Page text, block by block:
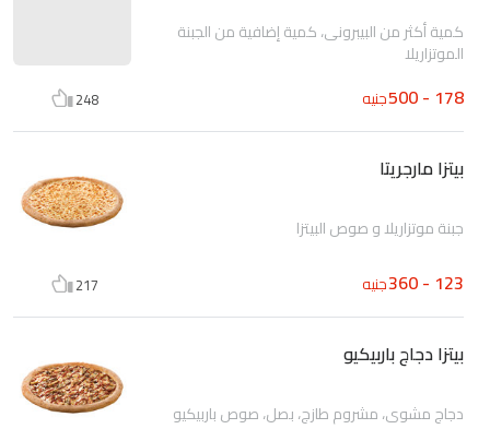
كمية أكثر من البيبرونى، كمية إضافية من الجبنة
الموتزاريلا
178 - 500 جنيه 248
بيتزا مارجريتا
جبنة موتزاريلا و صوص البيتزا
123 - 360 جنيه 217
بيتزا دجاج باربيكيو
دجاج مشوى، مشروم طازج، بصل، صوص باربيكيو